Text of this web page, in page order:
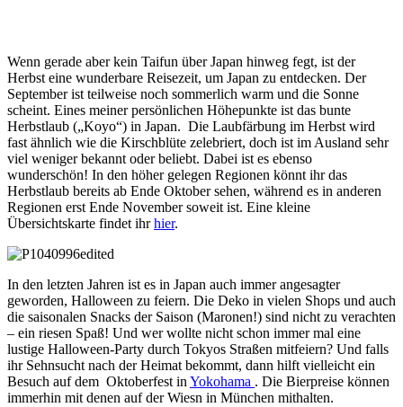
Wenn gerade aber kein Taifun über Japan hinweg fegt, ist der
Herbst eine wunderbare Reisezeit, um Japan zu entdecken. Der
September ist teilweise noch sommerlich warm und die Sonne
scheint. Eines meiner persönlichen Höhepunkte ist das bunte
Herbstlaub („Koyo“) in Japan. Die Laubfärbung im Herbst wird
fast ähnlich wie die Kirschblüte zelebriert, doch ist im Ausland sehr
viel weniger bekannt oder beliebt. Dabei ist es ebenso
wunderschön! In den höher gelegen Regionen könnt ihr das
Herbstlaub bereits ab Ende Oktober sehen, während es in anderen
Regionen erst Ende November soweit ist. Eine kleine
Übersichtskarte findet ihrhier.
In den letzten Jahren ist es in Japan auch immer angesagter
geworden, Halloween zu feiern. Die Deko in vielen Shops und auch
die saisonalen Snacks der Saison (Maronen!) sind nicht zu verachten
– ein riesen Spaß! Und wer wollte nicht schon immer mal eine
lustige Halloween-Party durch Tokyos Straßen mitfeiern? Und falls
ihr Sehnsucht nach der Heimat bekommt, dann hilft vielleicht ein
Besuch auf dem Oktoberfest in Yokohama . Die Bierpreise können
immerhin mit denen auf der Wiesn in München mithalten.